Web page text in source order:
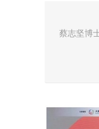
蔡志坚博